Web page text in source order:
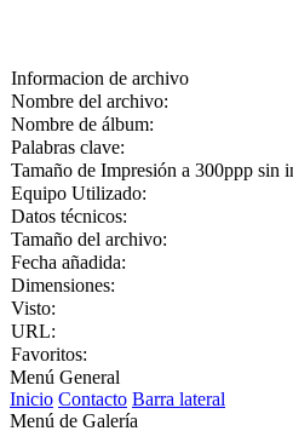
Informacion de archivo
Nombre del archivo:
Nombre de álbum:
Palabras clave:
Tamaño de Impresión a 300ppp sin
Equipo Utilizado:
Datos técnicos:
Tamaño del archivo:
Fecha añadida:
Dimensiones:
Visto:
URL:
Favoritos:
Menú General
Inicio Contacto Barra lateral
Menú de Galería